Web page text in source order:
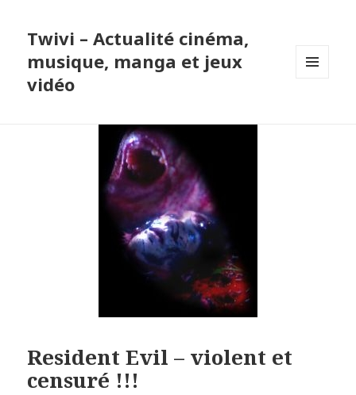
Twivi – Actualité cinéma,
musique, manga et jeux
vidéo
Resident Evil – violent et
censuré !!!